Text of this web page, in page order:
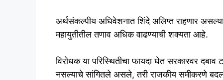
अर्थसंकल्पीय अधिवेशनात शिंदे अलिप्त राहणार
महायुतीतील तणाव अधिक वाढण्याची शक्यता आहे.
विरोधक या परिस्थितीचा फायदा घेत सरकारवर
नसल्याचे सांगितले असले, तरी राजकीय समीकरणे